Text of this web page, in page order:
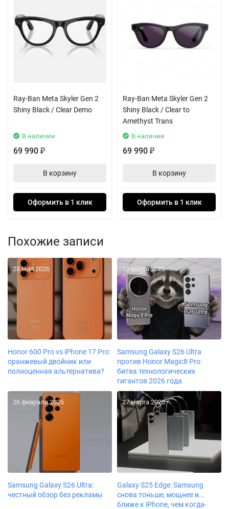
Ray-Ban Meta Skyler Gen 2
Shiny Black / Clear Demo
В наличии
69 990 ₽
В корзину
Оформить в 1 клик
Ray-Ban Meta Skyler Gen 2
Shiny Black / Clear to
Amethyst Trans
В наличии
69 990 ₽
В корзину
Оформить в 1 клик
Похожие записи
28 мая 2026
Honor 600 Pro vs iPhone 17 Pro:
оранжевый двойник или
полноценная альтернатива?
13 марта 2026
Samsung Galaxy S26 Ultra
против Honor Magic8 Pro:
битва технологических
гигантов 2026 года
26 февраля 2026
Samsung Galaxy S26 Ultra:
честный обзор без рекламы
27 марта 2025
Galaxy S25 Edge: Samsung
снова тоньше, мощнее и...
ближе к iPhone, чем когда-